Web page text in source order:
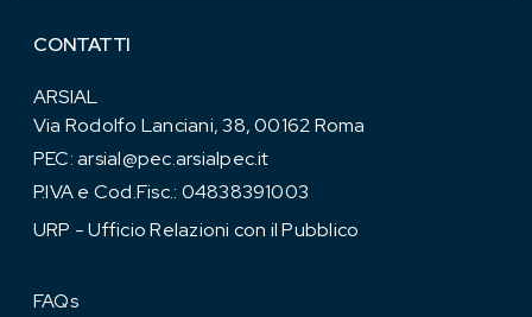
CONTATTI
ARSIAL
Via Rodolfo Lanciani, 38, 00162 Roma
PEC:arsial@pec.arsialpec.it
P.IVA e Cod.Fisc.: 04838391003
URP - Ufficio Relazioni con il Pubblico
FAQs